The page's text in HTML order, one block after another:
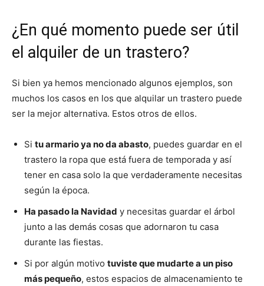
¿En qué momento puede ser útil
el alquiler de un trastero?
Si bien ya hemos mencionado algunos ejemplos, son
muchos los casos en los que alquilar un trastero puede
ser la mejor alternativa. Estos otros de ellos.
Si tu armario ya no da abasto, puedes guardar en el
trastero la ropa que está fuera de temporada y así
tener en casa solo la que verdaderamente necesitas
según la época.
Ha pasado la Navidad y necesitas guardar el árbol
junto a las demás cosas que adornaron tu casa
durante las fiestas.
Si por algún motivo tuviste que mudarte a un piso
más pequeño, estos espacios de almacenamiento te